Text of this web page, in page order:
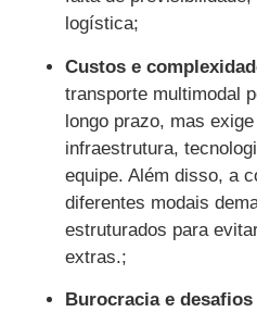
logística;
Custos e
transporte multimodal
longo prazo, mas
infraestrutura,
equipe. Além disso, a
diferentes modais
estruturados para
extras.;
Burocracia e